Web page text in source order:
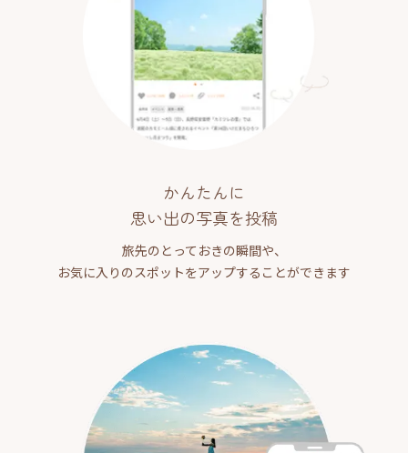
かんたんに
思い出の写真を投稿
旅先のとっておきの瞬間や、
お気に入りのスポットをアップすることができます